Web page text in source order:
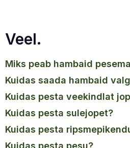
Veel.
miks peab hambaid
kuidas saada hambaid
kuidas pesta veekindlat
kuidas pesta sulejopet?
kuidas pesta
kuidas pesta pesu?